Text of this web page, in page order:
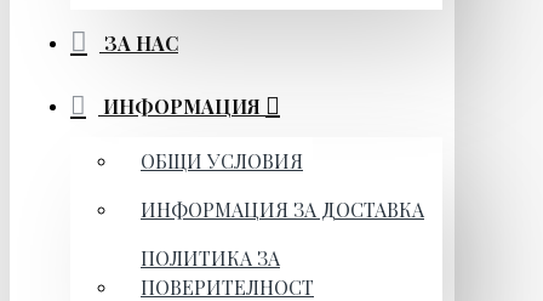
ЗА НАС
ИНФОРМАЦИЯ
ОБЩИ УСЛОВИЯ
ИНФОРМАЦИЯ ЗА ДОСТАВКА
ПОЛИТИКА ЗА
ПОВЕРИТЕЛНОСТ